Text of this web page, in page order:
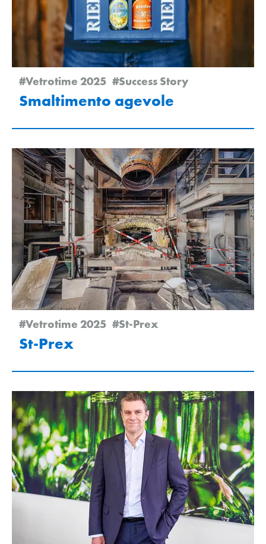
#Vetrotime 2025 #Success Story
Smaltimento agevole
#Vetrotime 2025 #St-Prex
St-Prex